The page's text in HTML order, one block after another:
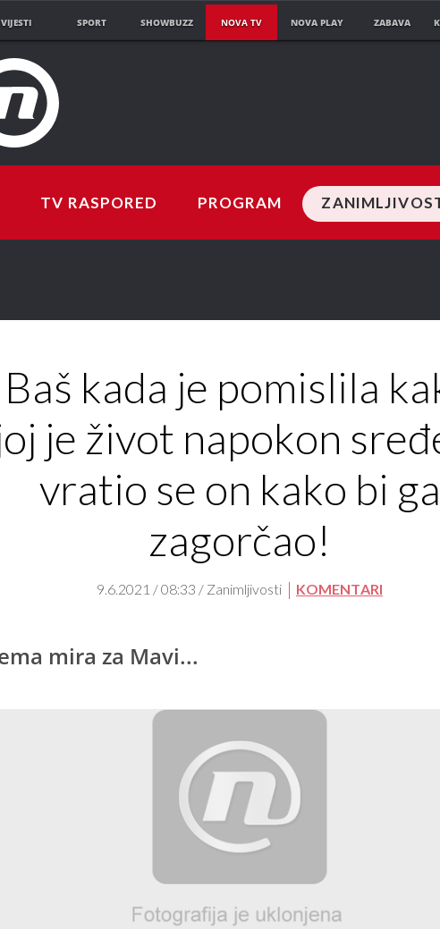
VIJESTI SPORT SHOWBUZZ NOVA TV NOVA PLAY ZABAVA
TV RASPORED PROGRAM
Baš kada je pomislila
je život napokon
vratio se on kako bi ga
zagorčao!
9.6.2021 / 08:33 / Zanimljivosti KOMENTARI
mira za Mavi...